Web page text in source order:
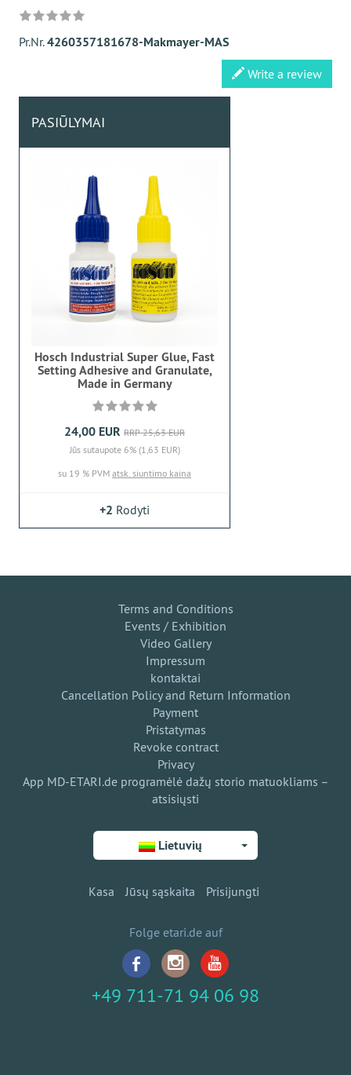
Pr.Nr.4260357181678-Makmayer-MAS
Write a review
PASIŪLYMAI
Hosch Industrial Super Glue, Fast
Setting Adhesive and Granulate,
Made in Germany
24,00 EUR RRP 25,63 EUR
Jūs sutaupote 6% (1,63 EUR)
su 19 % PVM atsk. siuntimo kaina
+2 Rodyti
Terms and Conditions
Events / Exhibition
Video Gallery
Impressum
kontaktai
Cancellation Policy and Return Information
Payment
Pristatymas
Revoke contract
Privacy
App MD-ETARI.de programėlė dažų storio matuokliams –
atsisiųsti
Lietuvių
Kasa Jūsų sąskaita Prisijungti
Folge etari.de auf
+49 711-71 94 06 98